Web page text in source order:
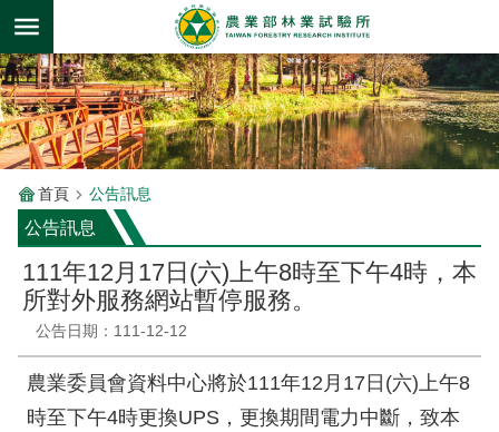
跳到主要內容區塊
首頁 公告訊息
公告訊息
111年12月17日(六)上午8時至下午4時，本
所對外服務網站暫停服務。
公告日期：111-12-12
農業委員會資料中心將於111年12月17日(六)上午8
時至下午4時更換UPS，更換期間電力中斷，致本